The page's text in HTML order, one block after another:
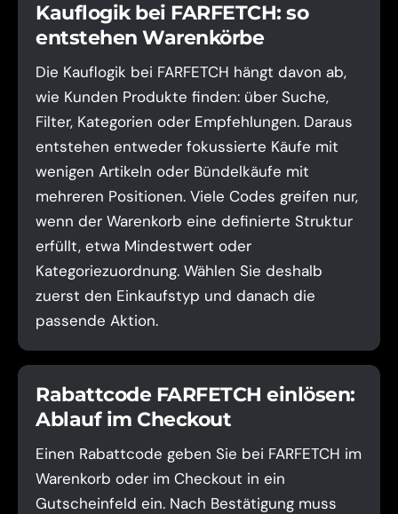
Kauflogik bei FARFETCH: so
entstehen Warenkörbe
Die Kauflogik bei FARFETCH hängt davon ab,
wie Kunden Produkte finden: über Suche,
Filter, Kategorien oder Empfehlungen. Daraus
entstehen entweder fokussierte Käufe mit
wenigen Artikeln oder Bündelkäufe mit
mehreren Positionen. Viele Codes greifen nur,
wenn der Warenkorb eine definierte Struktur
erfüllt, etwa Mindestwert oder
Kategoriezuordnung. Wählen Sie deshalb
zuerst den Einkaufstyp und danach die
passende Aktion.
Rabattcode FARFETCH einlösen:
Ablauf im Checkout
Einen Rabattcode geben Sie bei FARFETCH im
Warenkorb oder im Checkout in ein
Gutscheinfeld ein. Nach Bestätigung muss